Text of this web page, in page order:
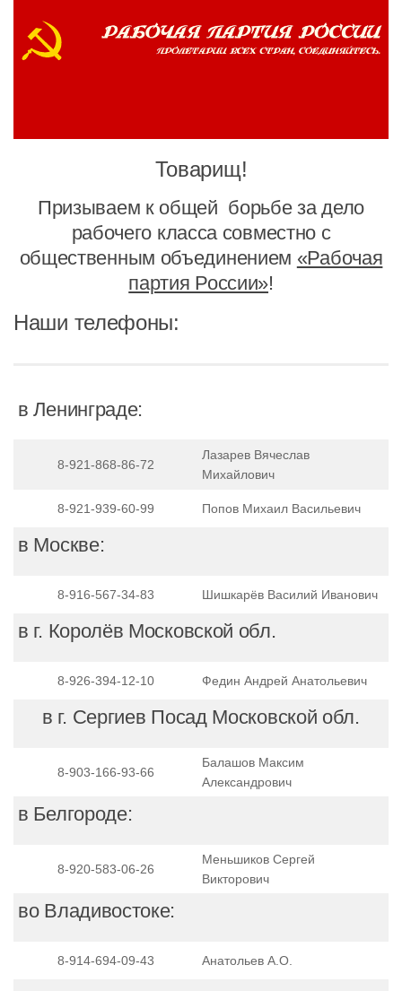
ПРОФСОЮЗНАЯ БОРЬБА
Товарищ!
Призываем к общей борьбе за дело
рабочего класса совместно с
общественным объединением «Рабочая
партия России»!
Наши телефоны:
в Ленинграде:
8-921-868-86-72
Лазарев Вячеслав
Михайлович
8-921-939-60-99 Попов Михаил Васильевич
в Москве:
8-916-567-34-83 Шишкарёв Василий Иванович
в г. Королёв Московской обл.
8-926-394-12-10 Федин Андрей Анатольевич
в г. Сергиев Посад Московской обл.
8-903-166-93-66
Балашов Максим
Александрович
в Белгороде:
8-920-583-06-26
Меньшиков Сергей
Викторович
во Владивостоке:
8-914-694-09-43 Анатольев А.О.